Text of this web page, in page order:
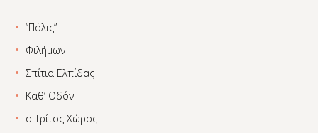
“Πόλις”
Φιλήμων
Σπίτια Ελπίδας
Καθ’ Οδόν
ο Τρίτος Χώρος